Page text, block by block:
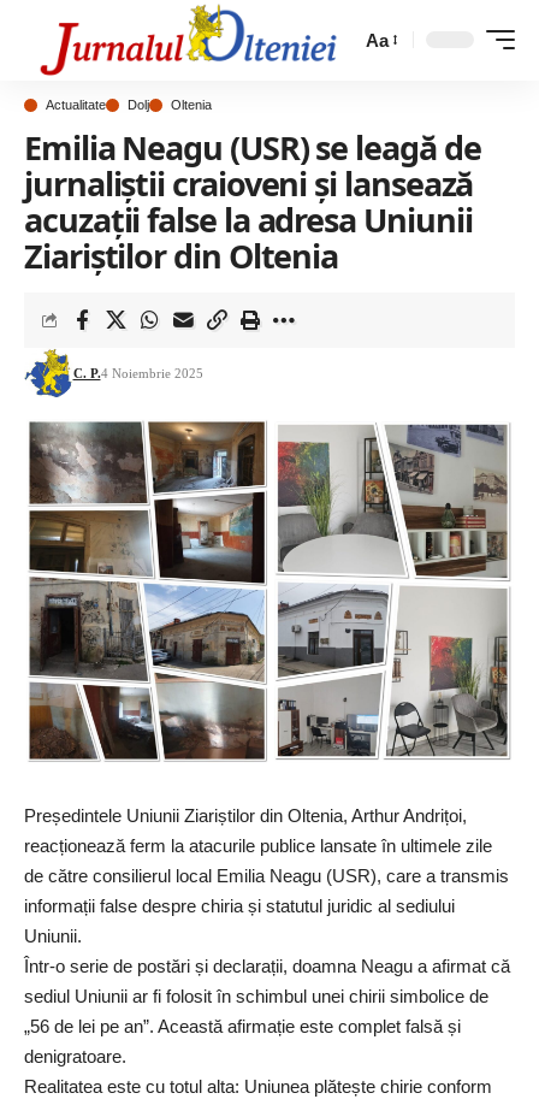
Aa
Actualitate Dolj Oltenia
Emilia Neagu (USR) se leagă de
jurnaliștii craioveni și lansează
acuzații false la adresa Uniunii
Ziariștilor din Oltenia
C. P.4 Noiembrie 2025
Președintele Uniunii Ziariștilor din Oltenia, Arthur Andrițoi,
reacționează ferm la atacurile publice lansate în ultimele zile
de către consilierul local Emilia Neagu (USR), care a transmis
informații false despre chiria și statutul juridic al sediului
Uniunii.
Într-o serie de postări și declarații, doamna Neagu a afirmat că
sediul Uniunii ar fi folosit în schimbul unei chirii simbolice de
„56 de lei pe an”. Această afirmație este complet falsă și
denigratoare.
Realitatea este cu totul alta: Uniunea plătește chirie conform